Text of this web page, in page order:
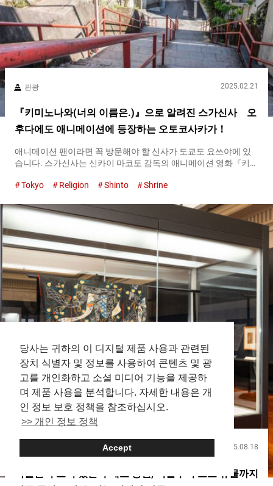
당사는 귀하의 이 디지털 제품 사용과 관련된
장치 식별자 및 정보를 사용하여 콘텐츠 및 광
고를 개인화하고 소셜 미디어 기능을 제공하
며 제품 사용을 분석합니다. 자세한 내용은 개
인 정보 보호 정책을 참조하십시오.
>> 개인 정보 정책
Accept
관광 2025.02.21
『키미노나와(너의 이름은.)』으로 알려진 스가신사 오
후다에도 애니메이션에 등장하는 오토코사카가！
애니메이션 팬이라면 꼭 방문해야 할 신사가 도쿄도 요쓰야에 있
습니다. 스가신사는 신카이 마코토 감독의 애니메이션 영화『키미
델이 된 신사입니다. 스가신사에 있는 『오토코사카（Otokozaka
Name）』의 포스터 비주얼에도 등장하고 있습니다. 사진을 찍는
숭배자들이 끊이지 않는 스가 신사의 『오토코사카（Otokozaka
stairs）』 『키미노나와(너의 이름은.)（Your Name）』의 세계
적인 히트로 인해, 스가 신사에는 일본뿐만 아니라 전 세계 각국에
서 숭배자들이 방문합니다. 특히, 스가 신사의 입구에 있는 『오토
코사카（Otokozaka stairs）』은 숭배자들에게 인기 있는 포토
스팟입니다. 『키미노나와(너의 이름은.)（Your Name）』의 한
장면을 모방하여 사진을 찍기 위해 카메라를 든 숭배자들의 모습
이 눈에 띕니다. 『키미노나와(너의 이름은.)（Your Name）』의
한 장면을 재현한 사진 또한, 스가 신사에는 경내로 이어지는 계단
이 두 개 있습니다. 『키미노나와(너의 이름은.)（Your Name）』
에 등장하는 『오토코사카（Otokozaka stairs）』은 빨간색 손잡
이가 표시입니다. 계단 아래에는 『스가 신사（Suga Shrine）』
라고 쓰여진 석비가 서...
Tokyo Religion Shinto Shrine
2025.08.18
박물관이 모여 있는 우에노 공원, 미술부터 고고 유물까지